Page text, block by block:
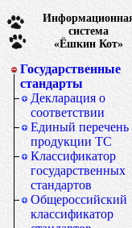
система
«Ёшкин Кот»
Государственные
стандарты
Декларация о
соответствии
Единый перечень
продукции ТС
Классификатор
государственных
стандартов
Общероссийский
классификатор